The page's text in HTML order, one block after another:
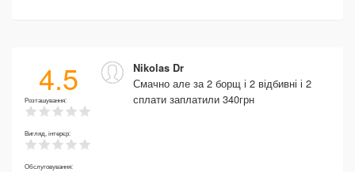
4.5
Розташування:
Вигляд, інтерєр:
Обслуговування:
Nikolas Dr
Смачно але за 2 борщ і 2 відбивні і 2
сплати заплатили 340грн